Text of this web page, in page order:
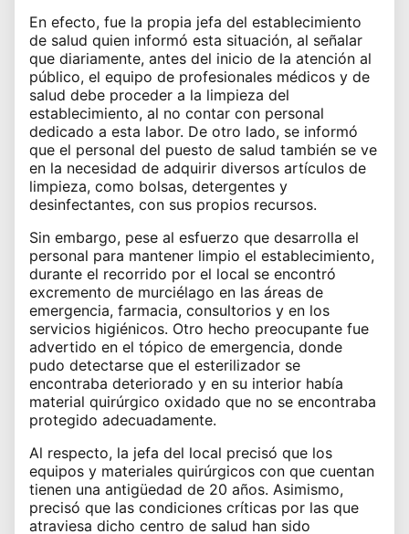
En efecto, fue la propia jefa del establecimiento
de salud quien informó esta situación, al señalar
que diariamente, antes del inicio de la atención al
público, el equipo de profesionales médicos y de
salud debe proceder a la limpieza del
establecimiento, al no contar con personal
dedicado a esta labor. De otro lado, se informó
que el personal del puesto de salud también se ve
en la necesidad de adquirir diversos artículos de
limpieza, como bolsas, detergentes y
desinfectantes, con sus propios recursos.
Sin embargo, pese al esfuerzo que desarrolla el
personal para mantener limpio el establecimiento,
durante el recorrido por el local se encontró
excremento de murciélago en las áreas de
emergencia, farmacia, consultorios y en los
servicios higiénicos. Otro hecho preocupante fue
advertido en el tópico de emergencia, donde
pudo detectarse que el esterilizador se
encontraba deteriorado y en su interior había
material quirúrgico oxidado que no se encontraba
protegido adecuadamente.
Al respecto, la jefa del local precisó que los
equipos y materiales quirúrgicos con que cuentan
tienen una antigüedad de 20 años. Asimismo,
precisó que las condiciones críticas por las que
atraviesa dicho centro de salud han sido